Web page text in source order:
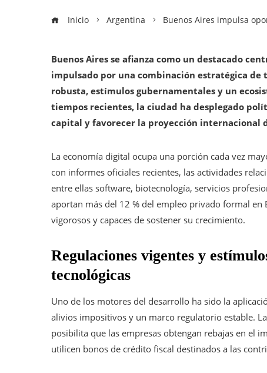
Inicio Argentina Buenos Aires impulsa
Buenos Aires se afianza como un destacado
impulsado por una combinación estratégica
robusta, estímulos gubernamentales y un
tiempos recientes, la ciudad ha desplegado
capital y favorecer la proyección internacional
La economía digital ocupa una porción cada vez
con informes oficiales recientes, las actividades
entre ellas software, biotecnología, servicios
aportan más del 12 % del empleo privado formal
vigorosos y capaces de sostener su crecimiento.
Regulaciones vigentes y
tecnológicas
Uno de los motores del desarrollo ha sido la
alivios impositivos y un marco regulatorio estable.
posibilita que las empresas obtengan rebajas en el
utilicen bonos de crédito fiscal destinados a las